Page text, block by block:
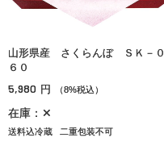
山形県産 さくらんぼ ＳＫ－０
６０
5,980 円 （8%税込）
在庫：✕
送料込冷蔵 二重包装不可